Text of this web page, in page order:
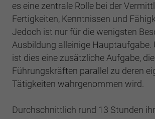
es eine zentrale Rolle bei der
Fertigkeiten, Kenntnissen und
Jedoch ist nur für die wenigsten
Ausbildung alleinige Hauptaufgabe.
ist dies eine zusätzliche Aufgabe,
Führungskräften parallel zu deren
Tätigkeiten wahrgenommen wird.
Durchschnittlich rund 13 Stunden
Laufzeit 1 Jahr
Dieser Wert speichert Ihre
Einstellungen. Unter
generierte ID, für die
Speicherung Ihrer
Einstellungen, falls der
dies eingestellt hat.
Name _ga_#
Anbieter Google Analytics
Sammelt Daten dazu, wie
den ersten und letzten